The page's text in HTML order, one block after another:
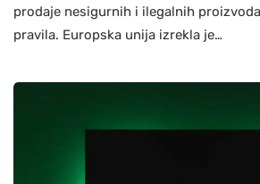
prodaje nesigurnih i ilegalnih
pravila. Europska unija izrekla je…